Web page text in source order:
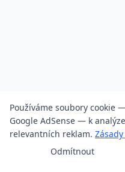
Používáme soubory cookie
Google AdSense — k
relevantních reklam.
Odmítnout